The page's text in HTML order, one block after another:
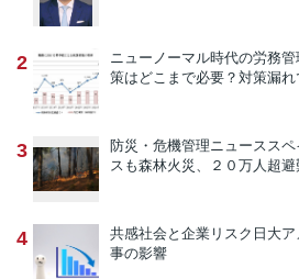
2 ニューノーマル時代の労務管
策はどこまで必要？対策漏れ
3 防災・危機管理ニュースス
スも森林火災、２０万人超避
4 共感社会と企業リスク 日大
事の影響